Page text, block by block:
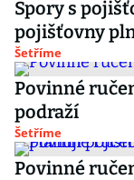
Spory s
pojišťovny
Šetříme
Povinné
podraží
Šetříme
Povinné